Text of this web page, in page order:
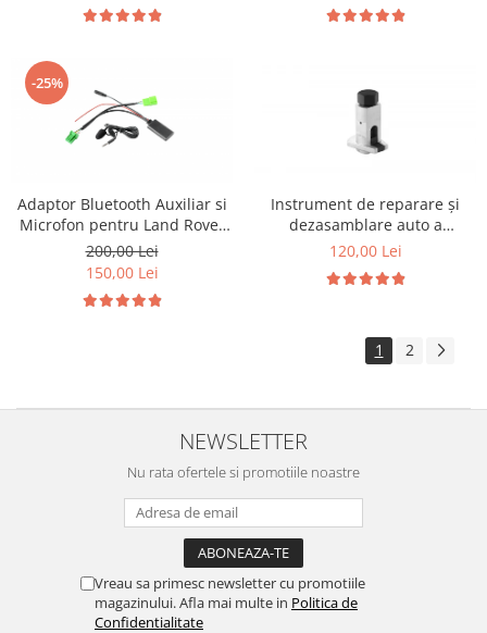
-25%
Adaptor Bluetooth Auxiliar si
Microfon pentru Land Rover
Discovery Jaguar Volvo
200,00 Lei
150,00 Lei
Instrument de reparare și
dezasamblare auto a
distribuitorului de unghi de
120,00 Lei
1 2
NEWSLETTER
Nu rata ofertele si promotiile noastre
Vreau sa primesc newsletter cu promotiile
magazinului. Afla mai multe in Politica de
Confidentialitate